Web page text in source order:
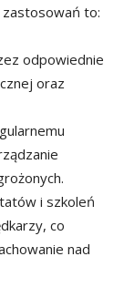
zastosowań to:
odpowiednie
oraz
i szkoleń
co
nad